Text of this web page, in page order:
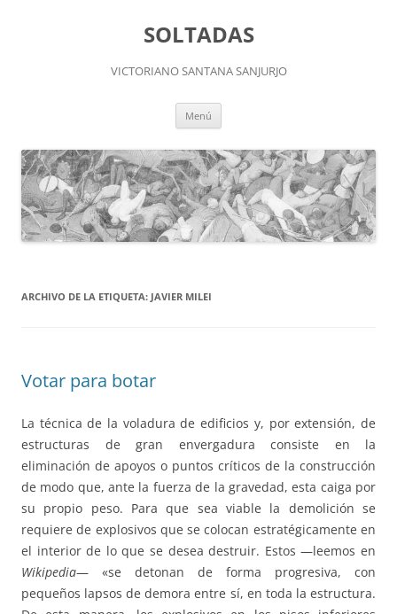
SOLTADAS
VICTORIANO SANTANA SANJURJO
Menú
ARCHIVO DE LA ETIQUETA: JAVIER MILEI
Votar para botar
La técnica de la voladura de edificios y, por extensión, de
estructuras de gran envergadura consiste en la
eliminación de apoyos o puntos críticos de la construcción
de modo que, ante la fuerza de la gravedad, esta caiga por
su propio peso. Para que sea viable la demolición se
requiere de explosivos que se colocan estratégicamente en
el interior de lo que se desea destruir. Estos —leemos en
Wikipedia— «se detonan de forma progresiva, con
pequeños lapsos de demora entre sí, en toda la estructura.